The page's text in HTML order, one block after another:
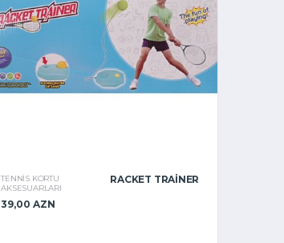
TENNIS KORTU
AKSESUARLARI
RACKET TRAINER
39,00 AZN